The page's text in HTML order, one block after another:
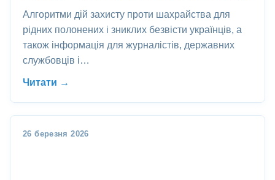
Алгоритми дій захисту проти шахрайства для
рідних полонених і зниклих безвісти українців, а
також інформація для журналістів, державних
службовців і…
Читати →
26 березня 2026